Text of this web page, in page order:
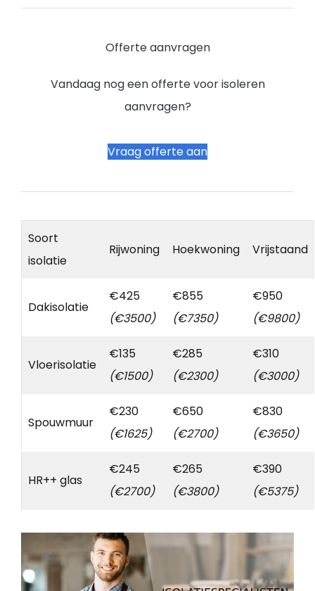
Offerte aanvragen
Vandaag nog een offerte voor isoleren
aanvragen?
Vraag offerte aan
Soort
isolatie
Rijwoning Hoekwoning Vrijstaand
Dakisolatie
€425
(€3500)
€855
(€7350)
€950
(€9800)
Vloerisolatie
€135
(€1500)
€285
(€2300)
€310
(€3000)
Spouwmuur
€230
(€1625)
€650
(€2700)
€830
(€3650)
HR++ glas
€245
(€2700)
€265
(€3800)
€390
(€5375)